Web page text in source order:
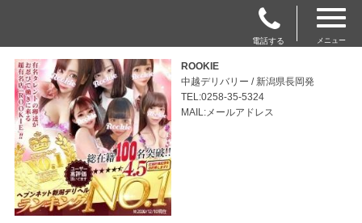
電話する メニュー
ROOKIE
中越デリバリー / 新潟県長岡発
TEL:0258-35-5324
MAIL:メールアドレス